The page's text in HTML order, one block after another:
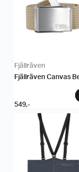
Fjällräven
Fjällräven Canvas
549,-